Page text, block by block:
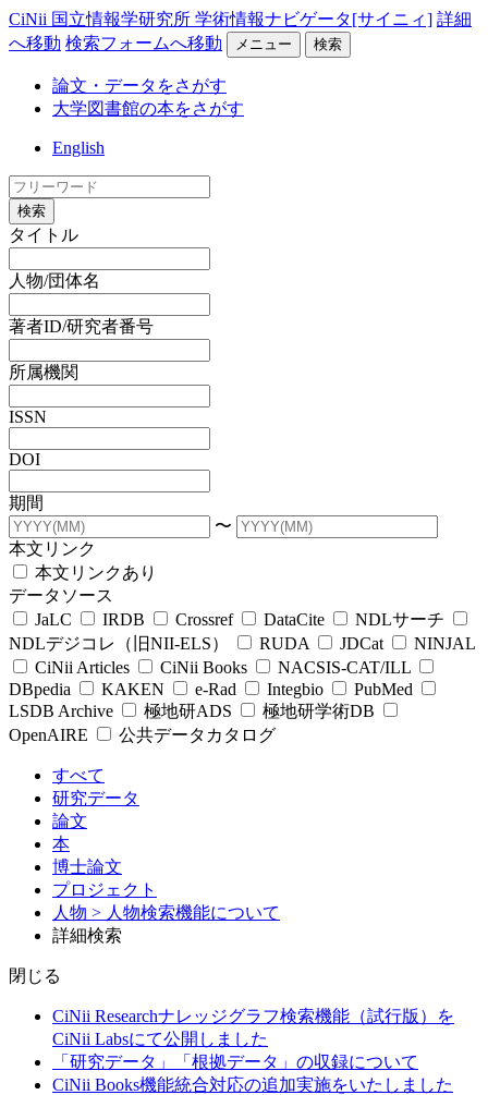
CiNii 国立情報学研究所 学術情報ナビゲータ[サイニィ] 詳細
へ移動 検索フォームへ移動 メニュー 検索
論文・データをさがす
大学図書館の本をさがす
English
検索
タイトル
人物/団体名
著者ID/研究者番号
所属機関
ISSN
DOI
期間
〜
本文リンク
本文リンクあり
データソース
JaLC
IRDB Crossref DataCite
NDLサーチ
NDLデジコレ（旧NII-ELS）
RUDA JDCat
NINJAL
CiNii Articles
CiNii Books
NACSIS-CAT/ILL
DBpedia
KAKEN e-Rad Integbio
PubMed
LSDB Archive
極地研ADS
極地研学術DB
OpenAIRE
公共データカタログ
すべて
研究データ
論文
本
博士論文
プロジェクト
人物 > 人物検索機能について
詳細検索
閉じる
CiNii Researchナレッジグラフ検索機能（試行版）を
CiNii Labsにて公開しました
「研究データ」「根拠データ」の収録について
CiNii Books機能統合対応の追加実施をいたしました